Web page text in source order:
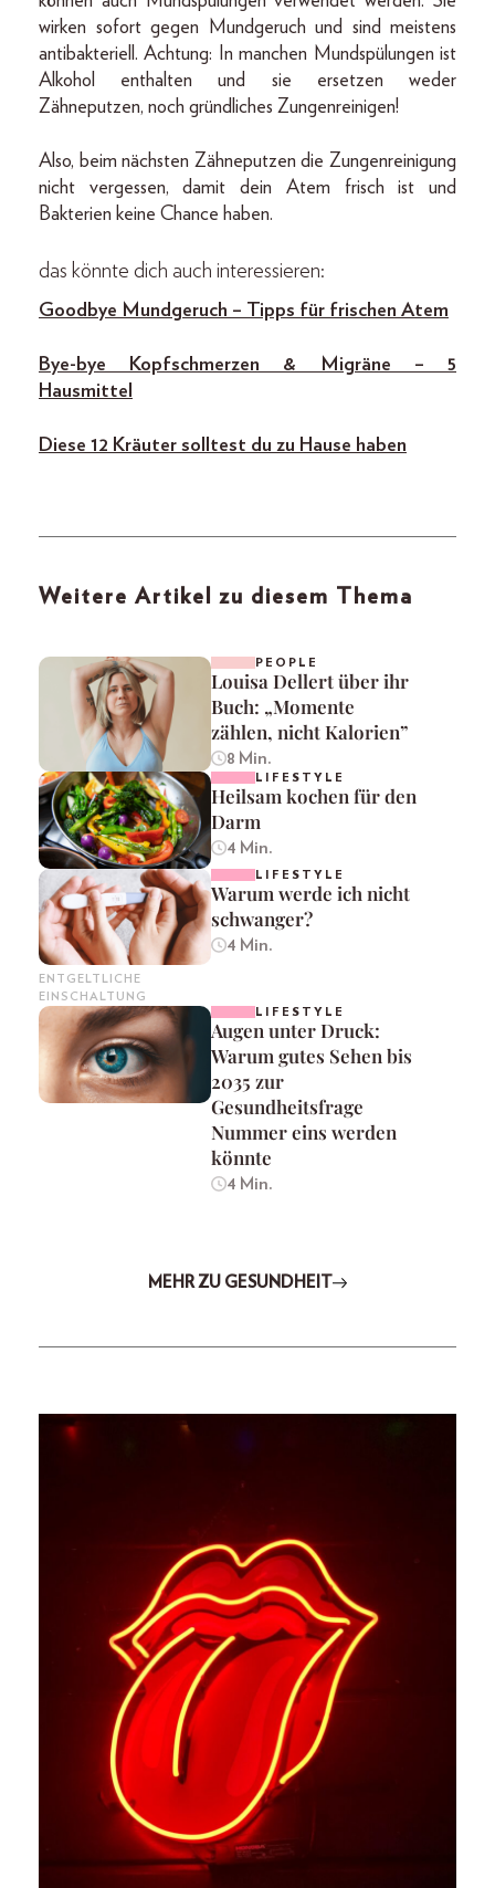
wirken sofort gegen Mundgeruch und sind meistens
antibakteriell. Achtung: In manchen Mundspülungen ist
Alkohol enthalten und sie ersetzen weder
Zähneputzen, noch gründliches Zungenreinigen!
Also, beim nächsten Zähneputzen die Zungenreinigung
nicht vergessen, damit dein Atem frisch ist und
Bakterien keine Chance haben.
das könnte dich auch interessieren:
Goodbye Mundgeruch – Tipps für frischen Atem
Bye-bye Kopfschmerzen & Migräne – 5
Hausmittel
Diese 12 Kräuter solltest du zu Hause haben
Weitere Artikel zu diesem Thema
PEOPLE
Louisa Dellert über ihr
Buch: „Momente
zählen, nicht Kalorien”
8 Min.
LIFESTYLE
Heilsam kochen für den
Darm
4 Min.
ENTGELTLICHE
EINSCHALTUNG
LIFESTYLE
Warum werde ich nicht
schwanger?
4 Min.
LIFESTYLE
Augen unter Druck:
Warum gutes Sehen bis
2035 zur
Gesundheitsfrage
Nummer eins werden
könnte
4 Min.
MEHR ZU GESUNDHEIT